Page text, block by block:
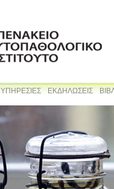
ΥΠΗΡΕΣΙΕΣ ΕΚΔΗΛΩΣΕΙΣ